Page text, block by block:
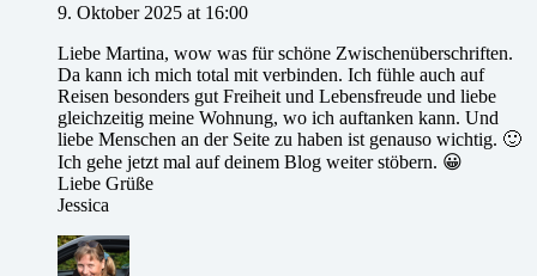
9. Oktober 2025 at 16:00
Liebe Martina, wow was für schöne Zwischenüberschriften.
Da kann ich mich total mit verbinden. Ich fühle auch auf
Reisen besonders gut Freiheit und Lebensfreude und liebe
gleichzeitig meine Wohnung, wo ich auftanken kann. Und
liebe Menschen an der Seite zu haben ist genauso wichtig. 🙂
Ich gehe jetzt mal auf deinem Blog weiter stöbern. 😀
Liebe Grüße
Jessica